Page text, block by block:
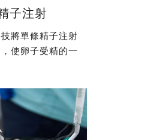
子注射
將單條精子注射
使卵子受精的一